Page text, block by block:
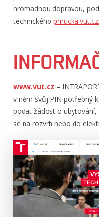
hromadnou dopravou,
technického
www.vut.cz –
v něm svůj PIN potřebný
podat žádost o
se na rozvrh nebo do